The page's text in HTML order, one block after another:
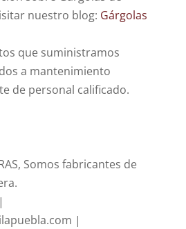
nuestro blog: Gárgolas
que suministramos
a mantenimiento
de personal calificado.
Somos fabricantes de
|